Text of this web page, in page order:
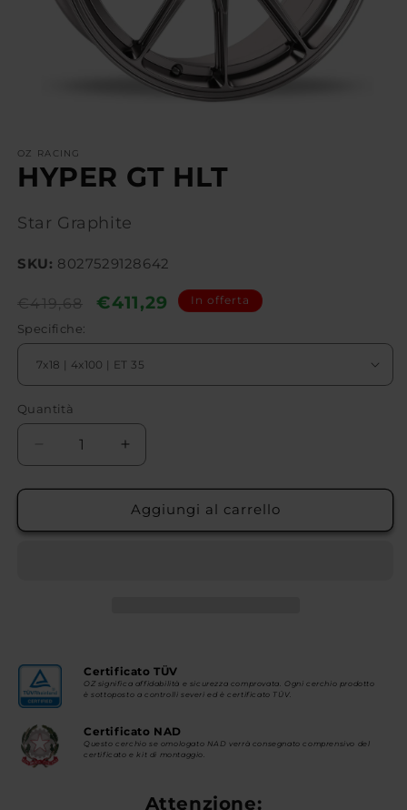
OZ RACING
HYPER GT HLT
Star Graphite
SKU: 8027529128642
Prezzo
di
listino
€419,68
Prezzo
€411,29 In offerta
Specifiche:
Quantità
Diminuisci
quantità
per
GT
Aumenta
quantità
per
HYPER
GT
Aggiungi al carrello
Certificato TÜV
OZ significa affidabilità e sicurezza comprovata. Ogni cerchio prodotto
è sottoposto a controlli severi ed è certificato TÜV.
Certificato NAD
Questo cerchio se omologato NAD verrà consegnato comprensivo del
certificato e kit di montaggio.
Attenzione: